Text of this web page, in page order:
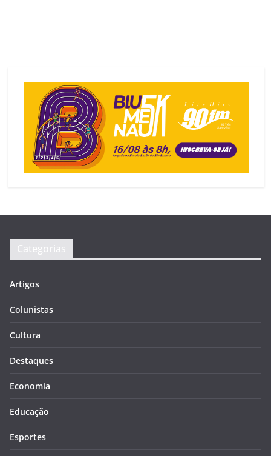
Categorias
Artigos
Colunistas
Cultura
Destaques
Economia
Educação
Esportes